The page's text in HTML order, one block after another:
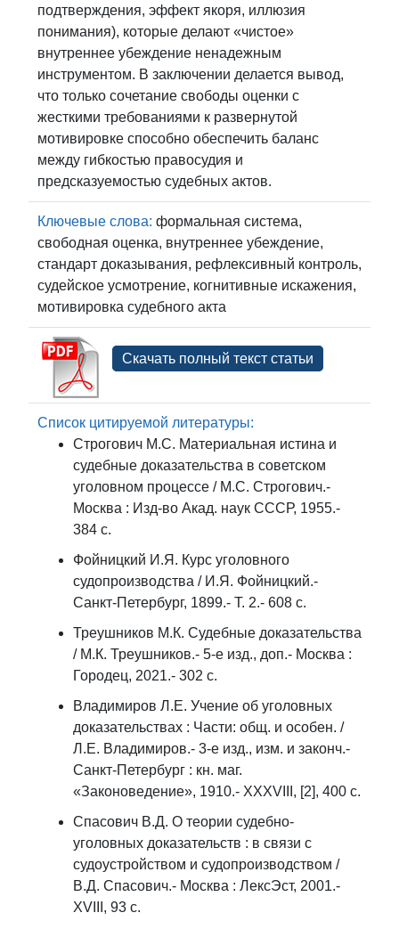
подтверждения, эффект якоря, иллюзия
понимания), которые делают «чистое»
внутреннее убеждение ненадежным
инструментом. В заключении делается вывод,
что только сочетание свободы оценки с
жесткими требованиями к развернутой
мотивировке способно обеспечить баланс
между гибкостью правосудия и
предсказуемостью судебных актов.
Ключевые слова: формальная система,
свободная оценка, внутреннее убеждение,
стандарт доказывания, рефлексивный контроль,
судейское усмотрение, когнитивные искажения,
мотивировка судебного акта
Скачать полный текст статьи
Список цитируемой литературы:
Строгович М.С. Материальная истина и
судебные доказательства в советском
уголовном процессе / М.С. Строгович.-
Москва : Изд-во Акад. наук СССР, 1955.-
384 с.
Фойницкий И.Я. Курс уголовного
судопроизводства / И.Я. Фойницкий.-
Санкт-Петербург, 1899.- Т. 2.- 608 с.
Треушников М.К. Судебные доказательства
/ М.К. Треушников.- 5-е изд., доп.- Москва :
Городец, 2021.- 302 с.
Владимиров Л.Е. Учение об уголовных
доказательствах : Части: общ. и особен. /
Л.Е. Владимиров.- 3-е изд., изм. и законч.-
Санкт-Петербург : кн. маг.
«Законоведение», 1910.- XXXVIII, [2], 400 с.
Спасович В.Д. О теории судебно-
уголовных доказательств : в связи с
судоустройством и судопроизводством /
В.Д. Спасович.- Москва : ЛексЭст, 2001.-
XVIII, 93 с.